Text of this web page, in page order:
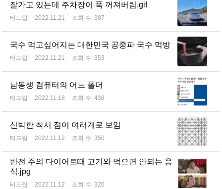
잘가고 있는데 주차장이 푹 꺼져버림.gif
티드립 2022.11.21 조회 수: 387
국수 먹고싶어지는 대한민국 공중파 국수 먹방
티드립 2022.11.21 조회 수: 353
남동생 컴퓨터의 어느 폴더
티드립 2022.11.18 조회 수: 438
신박한 착시 점이 여러개로 보임
티드립 2022.11.12 조회 수: 350
반전 주의 다이어트때 고기와 먹으면 안되는 음
식.jpg
티드립 2022.11.12 조회 수: 320